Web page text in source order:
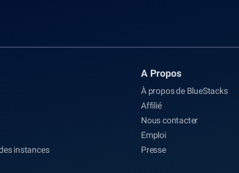
instances
A Propos
À propos de BlueStacks
Affilié
Nous contacter
Emploi
Presse